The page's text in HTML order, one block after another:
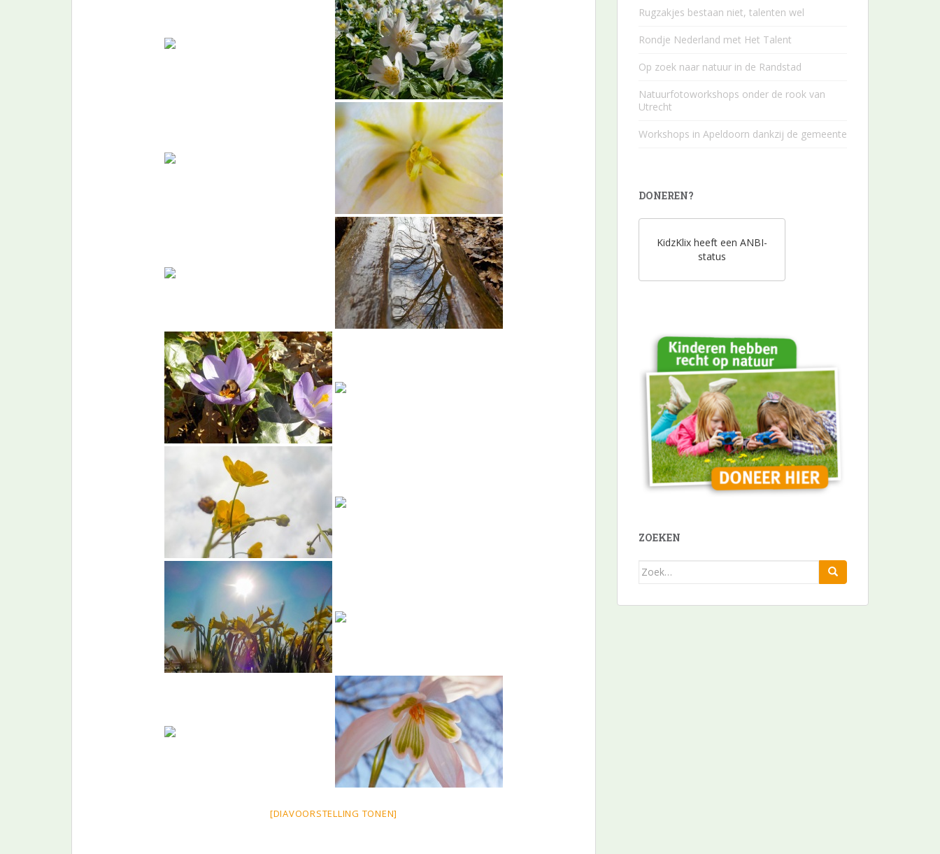
[DIAVOORSTELLING TONEN]
Rugzakjes bestaan niet, talenten wel
Rondje Nederland met Het Talent
Op zoek naar natuur in de Randstad
Natuurfotoworkshops onder de rook van
Utrecht
Workshops in Apeldoorn dankzij de gemeente
DONEREN?
KidzKlix heeft een ANBI-
status
ZOEKEN
Zoek